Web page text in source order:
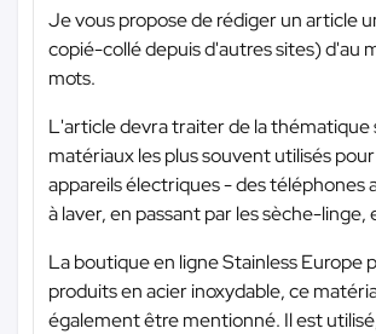
Je vous propose de rédiger un article
copié-collé depuis d'autres sites) d'au
mots.
L'article devra traiter de la thématique
matériaux les plus souvent utilisés
appareils électriques - des téléphones
à laver, en passant par les sèche-linge,
La boutique en ligne Stainless Europe
produits en acier inoxydable, ce
également être mentionné. Il est